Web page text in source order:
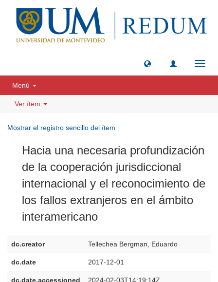
Menú
Ver ítem
Mostrar el registro sencillo del ítem
Hacia una necesaria profundización
de la cooperación jurisdiccional
internacional y el reconocimiento de
los fallos extranjeros en el ámbito
interamericano
dc.creator Tellechea Bergman, Eduardo
dc.date 2017-12-01
dc.date.accessioned 2024-02-03T14:19:14Z